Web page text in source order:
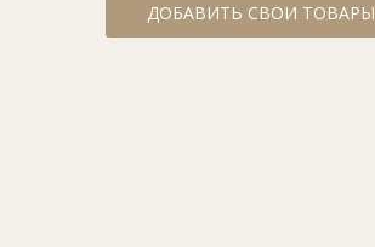
ДОБАВИТЬ СВОИ ТОВАРЫ